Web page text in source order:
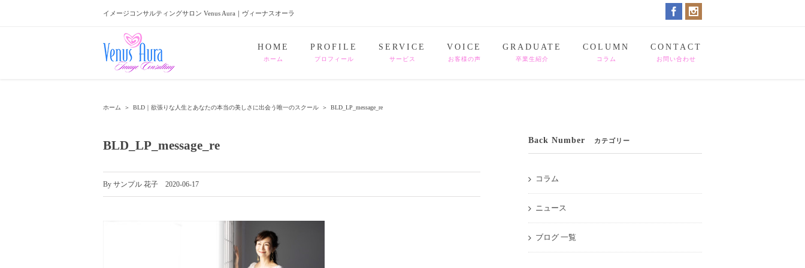
イメージコンサルティングサロン Venus Aura｜ヴィーナスオーラ
HOME
ホーム
PROFILE
プロフィール
SERVICE
サービス
VOICE
お客様の声
GRADUATE
卒業生紹介
COLUMN
コラム
CONTACT
お問い合わせ
ホーム ＞ BLD｜欲張りな人生とあなたの本当の美しさに出会う唯一のスクール ＞ BLD_LP_message_re
BLD_LP_message_re
By サンプル 花子 2020-06-17
Back Number カテゴリー
コラム
ニュース
ブログ 一覧